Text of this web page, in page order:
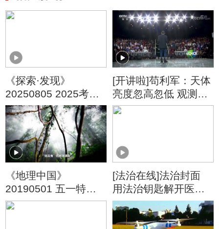
《探索·发现》
20250805 2025考古
进行时 第一季 青海夏
尔雅玛可布遗址发掘
纪实（5）
[开讲啦]苟利军：天体
亮度忽高忽低 观测数
据难度较大
《地理中国》
20190501 五一特别
节目·狮舞傩影
[法治在线]法治封面
用法治钥匙解开医患
心结